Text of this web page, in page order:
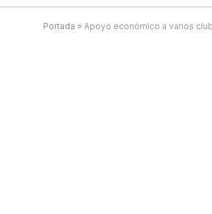
Portada » Apoyo económico a varios